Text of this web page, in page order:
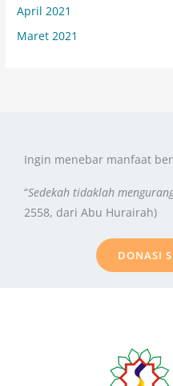
April 2021
Maret 2021
Ingin menebar manfaat
“Sedekah tidaklah
2558, dari Abu Hurairah)
DONASI